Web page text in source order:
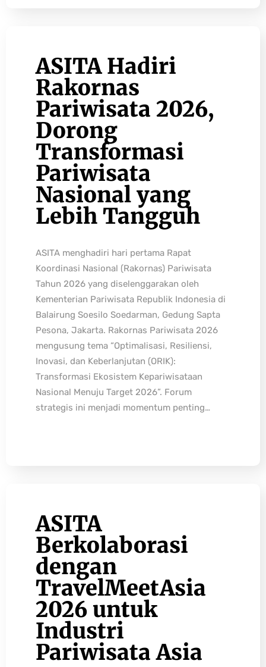
ASITA Hadiri
Rakornas
Pariwisata 2026,
Dorong
Transformasi
Pariwisata
Nasional yang
Lebih Tangguh
ASITA menghadiri hari pertama Rapat
Koordinasi Nasional (Rakornas) Pariwisata
Tahun 2026 yang diselenggarakan oleh
Kementerian Pariwisata Republik Indonesia di
Balairung Soesilo Soedarman, Gedung Sapta
Pesona, Jakarta. Rakornas Pariwisata 2026
mengusung tema “Optimalisasi, Resiliensi,
Inovasi, dan Keberlanjutan (ORIK):
Transformasi Ekosistem Kepariwisataan
Nasional Menuju Target 2026”. Forum
strategis ini menjadi momentum penting…
ASITA
Berkolaborasi
dengan
TravelMeetAsia
2026 untuk
Industri
Pariwisata Asia